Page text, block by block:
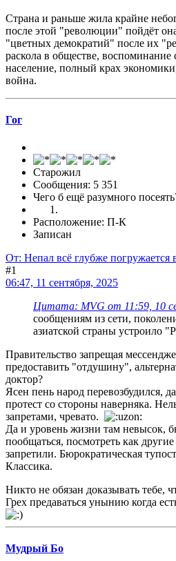
Страна и раньше жила крайне
после этой "революции" пойдёт
"цветных демократий" после их
раскола в обществе,
население, полный крах
война.
Гог
Старожил
Сообщения: 5 351
Чего б ещё разумного
Расположение: П-К
Записан
От: Непал всё глубже
#1
06:47, 11 сентября, 2025
Цитата: MVG от 11:59, 10
сообщениям из сети,
азиатской страны устроило
Правительство запрещая
предоставить "отдушину",
доктор?
Ясен пень народ перевозбудился,
протест со стороны наверняка.
запретами, чревато.
Да и уровень жизни там невысок,
пообщаться, посмотреть как
запретили. Бюрократическая
Классика.
Никто не обязан доказывать тебе,
Грех предаваться унынию когда
Мудрый Бo